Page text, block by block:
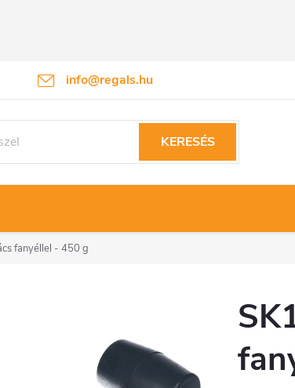
info@regals.hu
Termékvisszaküldés
KERESÉS
fanyéllel - 450 g